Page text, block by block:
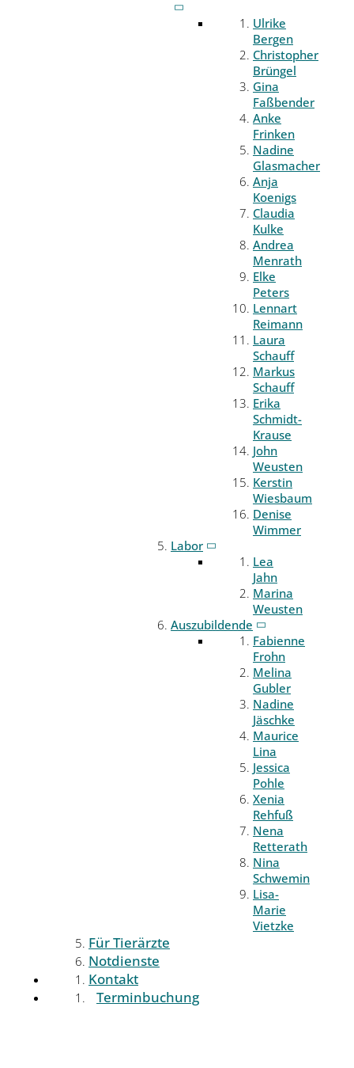
Ulrike
Bergen
Christopher
Brüngel
Gina
Faßbender
Anke
Frinken
Nadine
Glasmacher
Anja
Koenigs
Claudia
Kulke
Andrea
Menrath
Elke
Peters
Lennart
Reimann
Laura
Schauff
Markus
Schauff
Erika
Schmidt-
Krause
John
Weusten
Kerstin
Wiesbaum
Denise
Wimmer
Labor
Lea
Jahn
Marina
Weusten
Auszubildende
Fabienne
Frohn
Melina
Gubler
Nadine
Jäschke
Maurice
Lina
Jessica
Pohle
Xenia
Rehfuß
Nena
Retterath
Nina
Schwemin
Lisa-
Marie
Vietzke
Für Tierärzte
Notdienste
Kontakt
Terminbuchung